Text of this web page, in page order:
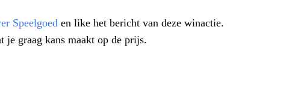
Speelgoed en like het bericht van deze winactie.
je graag kans maakt op de prijs.